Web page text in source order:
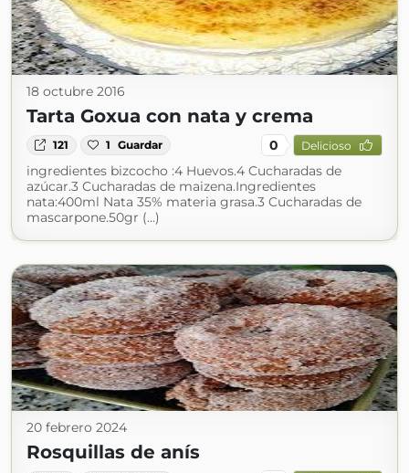
18 octubre 2016
Tarta Goxua con nata y crema
121 1 Guardar 0 Delicioso
ingredientes bizcocho :4 Huevos.4 Cucharadas de
azúcar.3 Cucharadas de maizena.Ingredientes
nata:400ml Nata 35% materia grasa.3 Cucharadas de
mascarpone.50gr (...)
20 febrero 2024
Rosquillas de anís